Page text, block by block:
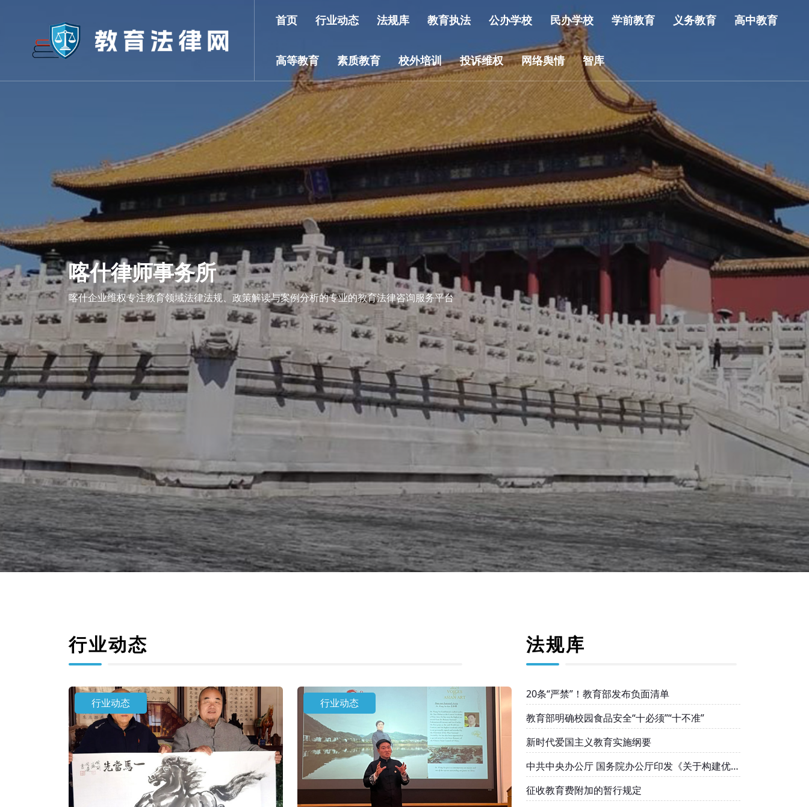
首页 行业动态 法规库 教育执法 公办学校 民办学校 学前教育 义务教育 高中教育
高等教育 素质教育 校外培训 投诉维权 网络舆情 智库
业维权喀什律师事务所
喀什企业维权专注教育领域法律法规、政策解读与案例分析的专业的教育法律咨询服务平台 喀什律师事务所,喀什法律咨询,喀什
行业动态
行业动态 行业动态
法规库
20条“严禁”！教育部发布负面清单
教育部明确校园食品安全“十必须”“十不准”
新时代爱国主义教育实施纲要
中共中央办公厅 国务院办公厅印发《关于构建优质
均衡的基本公共教育服务体系的意见》
征收教育费附加的暂行规定